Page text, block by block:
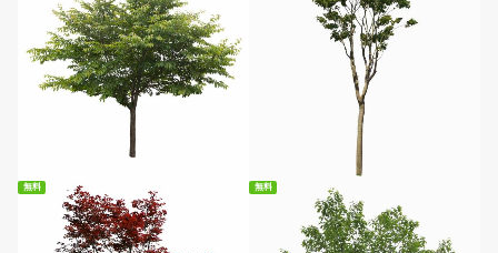
無料ダウンロード 無料ダウンロード
無料 無料